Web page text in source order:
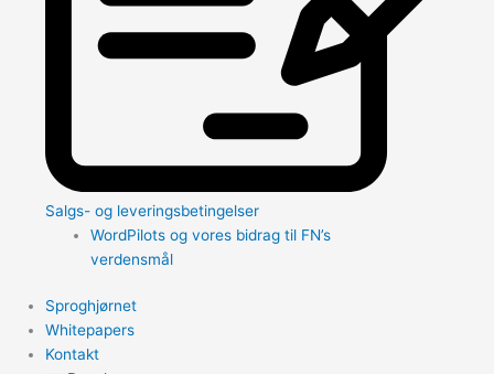
Salgs- og leveringsbetingelser
WordPilots og vores bidrag til FN’s
verdensmål
Sproghjørnet
Whitepapers
Kontakt